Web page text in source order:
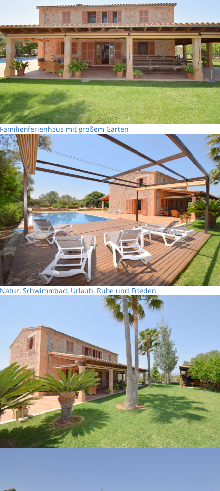
Familienferienhaus mit großem Garten
Natur, Schwimmbad, Urlaub, Ruhe und Frieden